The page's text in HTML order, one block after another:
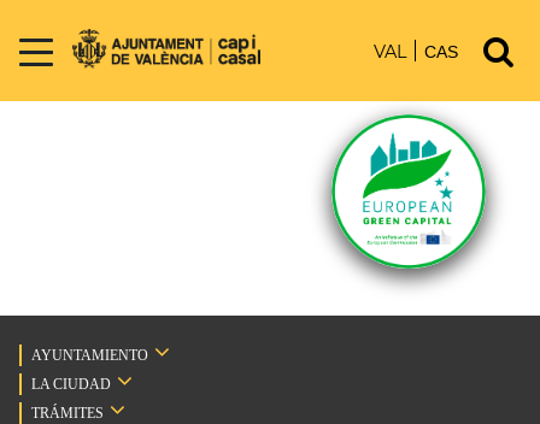
VAL CAS
AYUNTAMIENTO
LA CIUDAD
TRÁMITES